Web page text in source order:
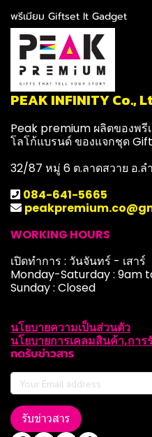
พรีเมียม Giftset It Gadget
PEAK INFINITY Co.,
Peak premium ผลิตของพ
โลโก้แบรนด์ ของแจกชุด
32/87 หมู่ 6 ต.ลาดสวาย อ.ล
084-641-5665
WORKING HOURS
เปิดทำการ : วันจันทร์ - เสาร์
Monday-Saturday : 9am
Sunday : Closed
นโยบายความเป็นส่วนตัว
นโยบายการเคลมสินค้า,กา
กดรับข่าวสาร
รับข่าวสาร